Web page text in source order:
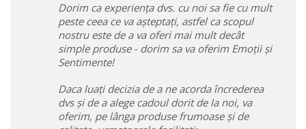
Dorim ca experiența dvs. cu noi sa fie cu mult
peste ceea ce va așteptați, astfel ca scopul
nostru este de a va oferi mai mult decât
simple produse - dorim sa va oferim Emoții și
Sentimente!
Daca luați decizia de a ne acorda încrederea
dvs și de a alege cadoul dorit de la noi, va
oferim, pe lânga produse frumoase și de